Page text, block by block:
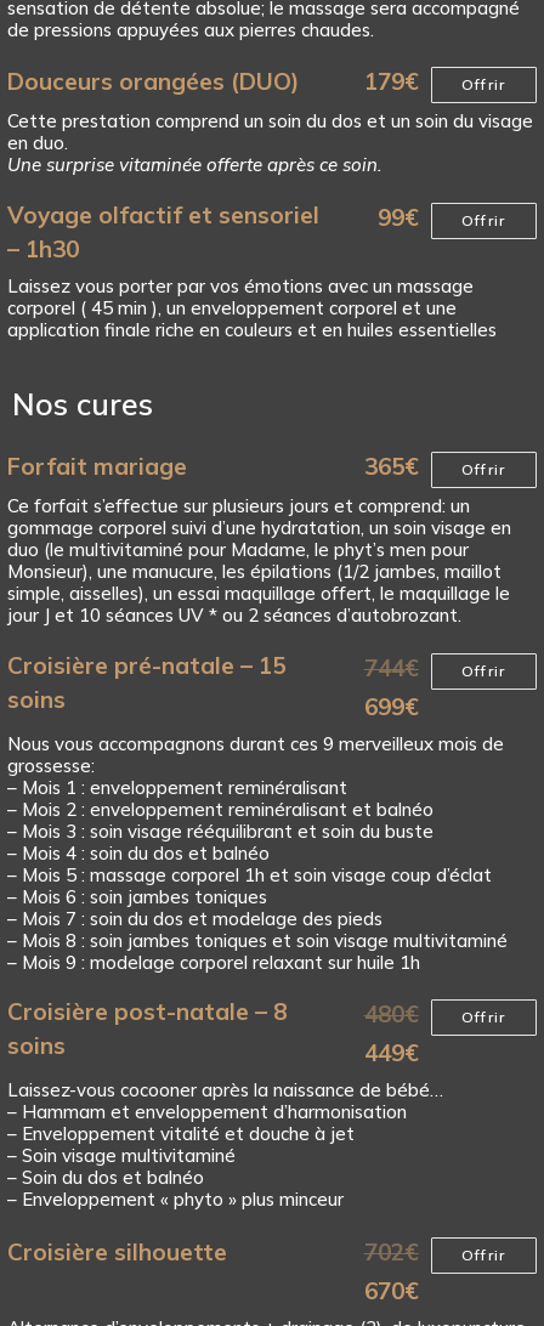
sensation de détente absolue; le massage sera accompagné
de pressions appuyées aux pierres chaudes.
Douceurs orangées (DUO) 179€ Offrir
Cette prestation comprend un soin du dos et un soin du visage
en duo.
Une surprise vitaminée offerte après ce soin.
Voyage olfactif et sensoriel
– 1h30
99€ Offrir
Laissez vous porter par vos émotions avec un massage
corporel ( 45 min ), un enveloppement corporel et une
application finale riche en couleurs et en huiles essentielles
Nos cures
Forfait mariage 365€ Offrir
Ce forfait s’effectue sur plusieurs jours et comprend: un
gommage corporel suivi d’une hydratation, un soin visage en
duo (le multivitaminé pour Madame, le phyt’s men pour
Monsieur), une manucure, les épilations (1/2 jambes, maillot
simple, aisselles), un essai maquillage offert, le maquillage le
jour J et 10 séances UV * ou 2 séances d’autobrozant.
Croisière pré-natale – 15
soins
744€
699€
Offrir
Nous vous accompagnons durant ces 9 merveilleux mois de
grossesse:
– Mois 1 : enveloppement reminéralisant
– Mois 2 : enveloppement reminéralisant et balnéo
– Mois 3 : soin visage rééquilibrant et soin du buste
– Mois 4 : soin du dos et balnéo
– Mois 5 : massage corporel 1h et soin visage coup d’éclat
– Mois 6 : soin jambes toniques
– Mois 7 : soin du dos et modelage des pieds
– Mois 8 : soin jambes toniques et soin visage multivitaminé
– Mois 9 : modelage corporel relaxant sur huile 1h
Croisière post-natale – 8
soins
480€
449€
Offrir
Laissez-vous cocooner après la naissance de bébé…
– Hammam et enveloppement d’harmonisation
– Enveloppement vitalité et douche à jet
– Soin visage multivitaminé
– Soin du dos et balnéo
– Enveloppement « phyto » plus minceur
Croisière silhouette 702€
670€
Offrir